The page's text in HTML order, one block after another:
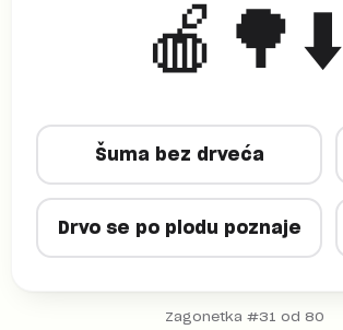
🍎🌳⬇️
Šuma bez drveća
Drvo se po plodu poznaje
Zagonetka #31 od 80